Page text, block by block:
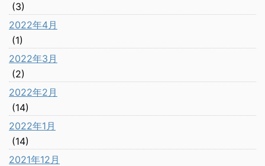
(3)
2022年4月
(1)
2022年3月
(2)
2022年2月
(14)
2022年1月
(14)
2021年12月